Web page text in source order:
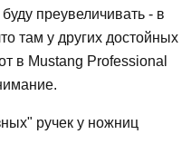
преувеличивать - в
там у других достойных
в Mustang Professional
ручек у ножниц